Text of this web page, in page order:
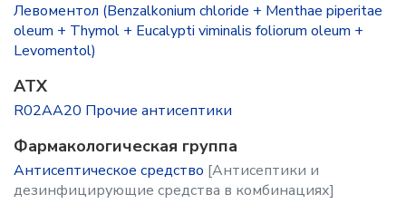
Левоментол (Benzalkonium chloride + Menthae piperitae
oleum + Thymol + Eucalypti viminalis foliorum oleum +
Levomentol)
ATX
R02AA20 Прочие антисептики
Фармакологическая группа
Антисептическое средство [Антисептики и
дезинфицирующие средства в комбинациях]